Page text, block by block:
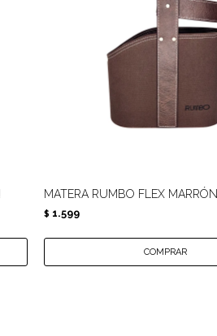
MATERA RUMBO FLEX MARRÓN
$ 1.599